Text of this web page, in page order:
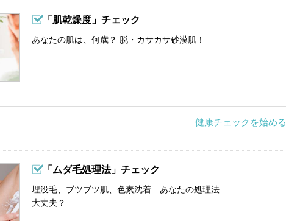
「肌乾燥度」チェック
あなたの肌は、何歳？ 脱・カサカサ砂漠肌！
健康チェックを始める
「ムダ毛処理法」チェック
埋没毛、ブツブツ肌、色素沈着…あなたの処理法
大丈夫？